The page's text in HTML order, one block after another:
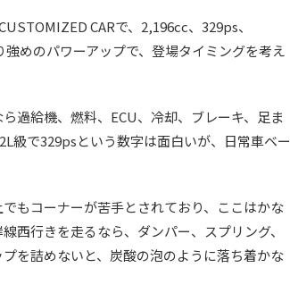
CARで、2,196cc、329ps、
めのパワーアップで、登場タイミングを考え
過給機、燃料、ECU、冷却、ブレーキ、足ま
級で329psという数字は面白いが、日常車ベー
もコーナーが苦手とされており、ここはかな
西行きを走るなら、ダンパー、スプリング、
を詰めないと、炭酸の泡のように落ち着かな